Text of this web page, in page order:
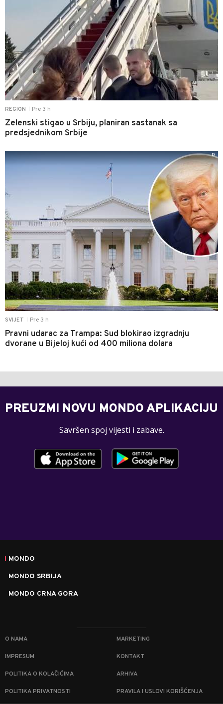
REGION Pre 3 h
Zelenski stigao u Srbiju, planiran sastanak sa
predsjednikom Srbije
SVIJET Pre 3 h
Pravni udarac za Trampa: Sud blokirao izgradnju
dvorane u Bijeloj kući od 400 miliona dolara
0
PREUZMI NOVU MONDO APLIKACIJU
Savršen spoj vijesti i zabave.
MONDO
MONDO SRBIJA
MONDO CRNA GORA
O NAMA MARKETING
IMPRESUM KONTAKT
POLITIKA O KOLAČIĆIMA ARHIVA
POLITIKA PRIVATNOSTI PRAVILA I USLOVI KORIŠĆENJA